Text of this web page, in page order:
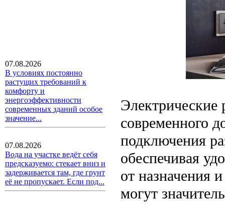
07.08.2026
В условиях постоянно
растущих требований к
комфорту и
энергоэффективности
современных зданий особое
значение...
07.08.2026
Вода на участке ведёт себя
предсказуемо: стекает вниз и
задерживается там, где грунт
её не пропускает. Если под...
Электрические
современного
подключения
обеспечивая
от назначения
могут